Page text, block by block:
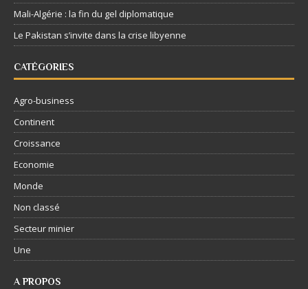
Mali-Algérie : la fin du gel diplomatique
Le Pakistan s’invite dans la crise libyenne
CATÉGORIES
Agro-business
Continent
Croissance
Economie
Monde
Non classé
Secteur minier
Une
A PROPOS